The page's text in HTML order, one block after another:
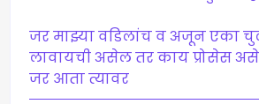
जर माझ्या वडिलांच व अजून एका
लावायची असेल तर काय प्रोसेस
जर आता त्यावर